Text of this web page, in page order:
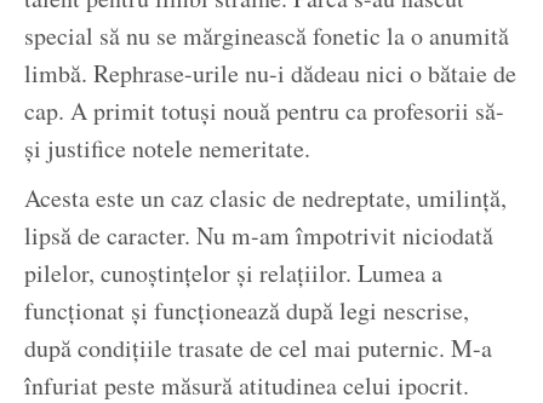
special să nu se mărginească fonetic la o anumită
limbă. Rephrase-urile nu-i dădeau nici o bătaie de
cap. A primit totuși nouă pentru ca profesorii să-
și justifice notele nemeritate.
Acesta este un caz clasic de nedreptate, umilință,
lipsă de caracter. Nu m-am împotrivit niciodată
pilelor, cunoștințelor și relațiilor. Lumea a
funcționat și funcționează după legi nescrise,
după condițiile trasate de cel mai puternic. M-a
înfuriat peste măsură atitudinea celui ipocrit.